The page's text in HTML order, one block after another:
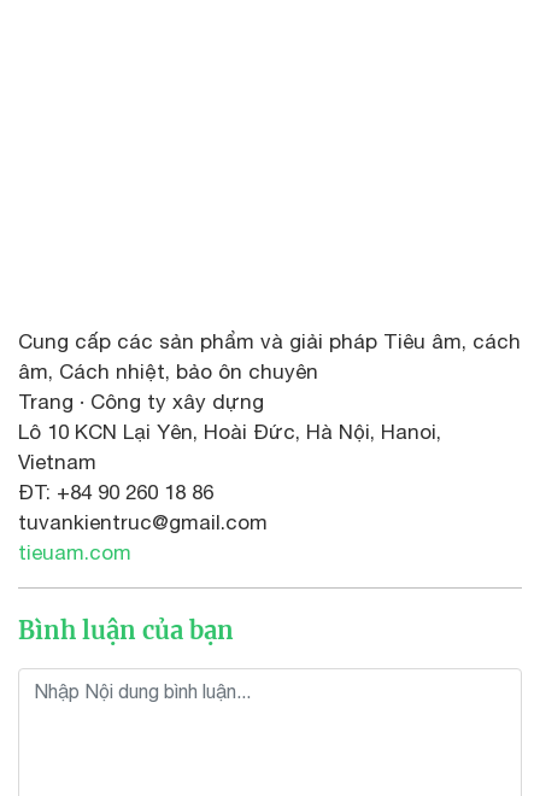
Cung cấp các sản phẩm và giải pháp Tiêu âm, cách
âm, Cách nhiệt, bảo ôn chuyên
Trang · Công ty xây dựng
Lô 10 KCN Lại Yên, Hoài Đức, Hà Nội, Hanoi,
Vietnam
ĐT: +84 90 260 18 86
tuvankientruc@gmail.com
tieuam.com
Bình luận của bạn